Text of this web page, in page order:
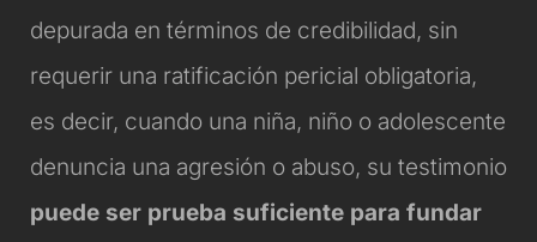
depurada en términos de credibilidad, sin
requerir una ratificación pericial obligatoria,
es decir, cuando una niña, niño o adolescente
denuncia una agresión o abuso, su testimonio
puede ser prueba suficiente para fundar